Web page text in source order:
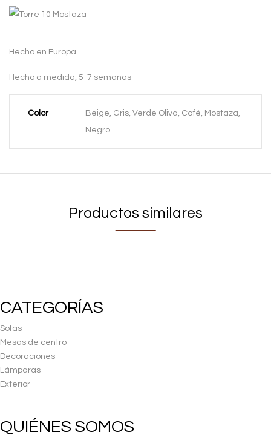
Hecho en Europa
Hecho a medida, 5-7 semanas
Color
Beige, Gris, Verde Oliva, Café, Mostaza,
Negro
Productos similares
CATEGORÍAS
Sofas
Mesas de centro
Decoraciones
Lámparas
Exterior
QUIÉNES SOMOS